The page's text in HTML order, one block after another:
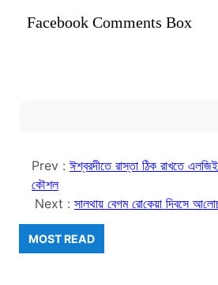
Facebook Comments Box
Prev : ঈশ্বরদীতে রাস্তা ঠিক রাখতে
কৌশল
Next : সালথায় বেগম রো‌কেয়া দিবসে
MOST READ